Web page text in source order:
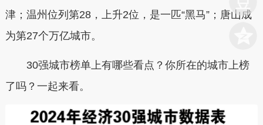
津；温州位列第28，上升2位，是一匹“黑马”；唐山成
为第27个万亿城市。
30强城市榜单上有哪些看点？你所在的城市上榜
了吗？一起来看。